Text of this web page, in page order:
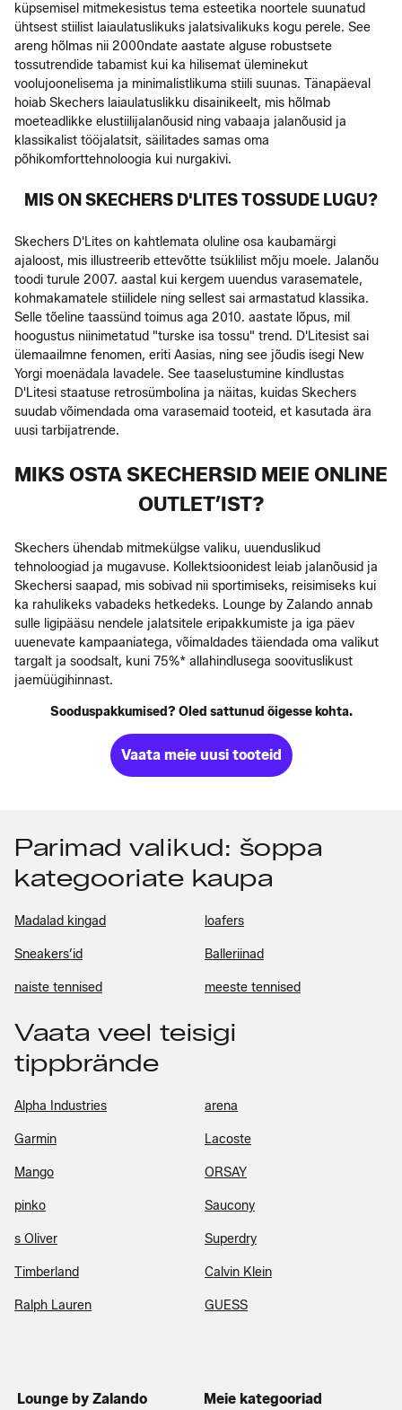
küpsemisel mitmekesistus tema esteetika noortele suunatud
ühtsest stiilist laiaulatuslikuks jalatsivalikuks kogu perele. See
areng hõlmas nii 2000ndate aastate alguse robustsete
tossutrendide tabamist kui ka hilisemat üleminekut
voolujoonelisema ja minimalistlikuma stiili suunas. Tänapäeval
hoiab Skechers laiaulatuslikku disainikeelt, mis hõlmab
moeteadlikke elustiilijalanõusid ning vabaaja jalanõusid ja
klassikalist tööjalatsit, säilitades samas oma
põhikomforttehnoloogia kui nurgakivi.
MIS ON SKECHERS D'LITES TOSSUDE LUGU?
Skechers D'Lites on kahtlemata oluline osa kaubamärgi
ajaloost, mis illustreerib ettevõtte tsüklilist mõju moele. Jalanõu
toodi turule 2007. aastal kui kergem uuendus varasematele,
kohmakamatele stiilidele ning sellest sai armastatud klassika.
Selle tõeline taassünd toimus aga 2010. aastate lõpus, mil
hoogustus niinimetatud "turske isa tossu" trend. D'Litesist sai
ülemaailmne fenomen, eriti Aasias, ning see jõudis isegi New
Yorgi moenädala lavadele. See taaselustumine kindlustas
D'Litesi staatuse retrosümbolina ja näitas, kuidas Skechers
suudab võimendada oma varasemaid tooteid, et kasutada ära
uusi tarbijatrende.
MIKS OSTA SKECHERSID MEIE ONLINE
OUTLET’IST?
Skechers ühendab mitmekülgse valiku, uuenduslikud
tehnoloogiad ja mugavuse. Kollektsioonidest leiab jalanõusid ja
Skechersi saapad, mis sobivad nii sportimiseks, reisimiseks kui
ka rahulikeks vabadeks hetkedeks. Lounge by Zalando annab
sulle ligipääsu nendele jalatsitele eripakkumiste ja iga päev
uuenevate kampaaniatega, võimaldades täiendada oma valikut
targalt ja soodsalt, kuni 75%* allahindlusega soovituslikust
jaemüügihinnast.
Sooduspakkumised? Oled sattunud õigesse kohta.
Vaata meie uusi tooteid
Parimad valikud: šoppa
kategooriate kaupa
Madalad kingad loafers
Sneakers’id Balleriinad
naiste tennised meeste tennised
Vaata veel teisigi
tippbrände
Alpha Industries arena
Garmin Lacoste
Mango ORSAY
pinko Saucony
s Oliver Superdry
Timberland Calvin Klein
Ralph Lauren GUESS
Lounge by Zalando Meie kategooriad